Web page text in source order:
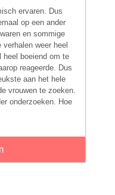
ervaren. Dus
op een ander
en sommige
weer heel
heel boeiend om te
reageerde. Dus
aan het hele
vrouwen te zoeken.
onderzoeken. Hoe